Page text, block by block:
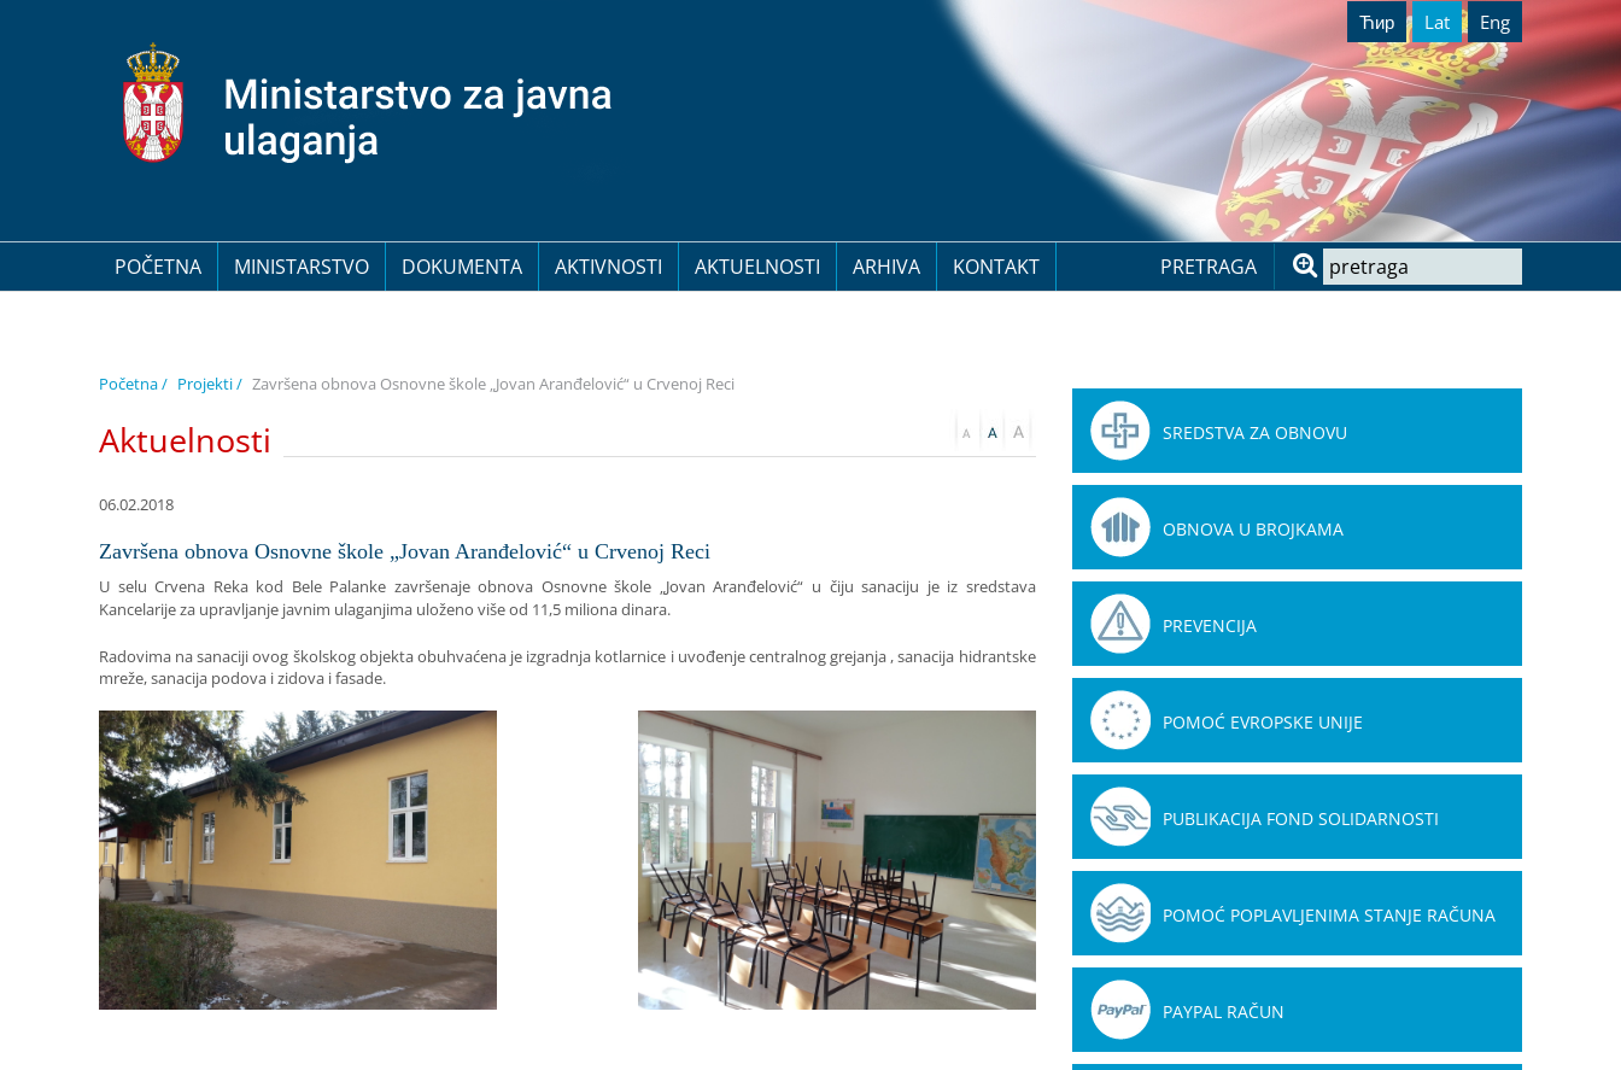
Ћир Lat Eng
POČETNA MINISTARSTVO DOKUMENTA AKTIVNOSTI AKTUELNOSTI ARHIVA KONTAKT PRETRAGA
Početna / Projekti / Završena obnova Osnovne škole „Jovan Aranđelović“ u Crvenoj Reci
Aktuelnosti
06.02.2018
Završena obnova Osnovne škole „Jovan Aranđelović“ u Crvenoj Reci
U selu Crvena Reka kod Bele Palanke završenaje obnova Osnovne škole „Jovan Aranđelović“ u čiju sanaciju je iz sredstava
Kancelarije za upravljanje javnim ulaganjima uloženo više od 11,5 miliona dinara.
Radovima na sanaciji ovog školskog objekta obuhvaćena je izgradnja kotlarnice i uvođenje centralnog grejanja , sanacija hidrantske
mreže, sanacija podova i zidova i fasade.
SREDSTVA ZA OBNOVU
OBNOVA U BROJKAMA
PREVENCIJA
POMOĆ EVROPSKE UNIJE
PUBLIKACIJA FOND SOLIDARNOSTI
POMOĆ POPLAVLJENIMA STANJE RAČUNA
PAYPAL RAČUN